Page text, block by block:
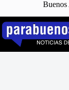
Saltar
contenido